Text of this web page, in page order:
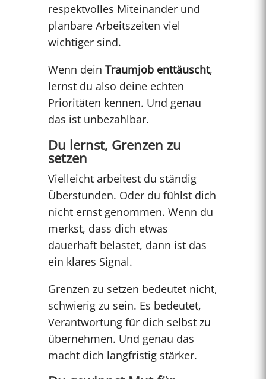
respektvolles Miteinander und
planbare Arbeitszeiten viel
wichtiger sind.
Wenn dein Traumjob enttäuscht,
lernst du also deine echten
Prioritäten kennen. Und genau
das ist unbezahlbar.
Du lernst, Grenzen zu
setzen
Vielleicht arbeitest du ständig
Überstunden. Oder du fühlst dich
nicht ernst genommen. Wenn du
merkst, dass dich etwas
dauerhaft belastet, dann ist das
ein klares Signal.
Grenzen zu setzen bedeutet nicht,
schwierig zu sein. Es bedeutet,
Verantwortung für dich selbst zu
übernehmen. Und genau das
macht dich langfristig stärker.